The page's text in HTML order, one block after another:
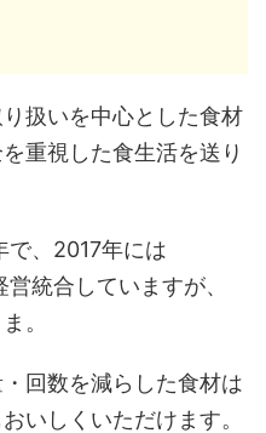
扱いを中心とした食材
重視した食生活を送り
で、2017年には
統合していますが、
。
回数を減らした食材は
いしくいただけます。